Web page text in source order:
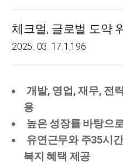
체크멀, 글로벌 도약
2025. 03. 17.1,196
개발, 영업, 재무, 전
용
높은 성장률 바탕으
유연근무와 주35시
복지 혜택 제공